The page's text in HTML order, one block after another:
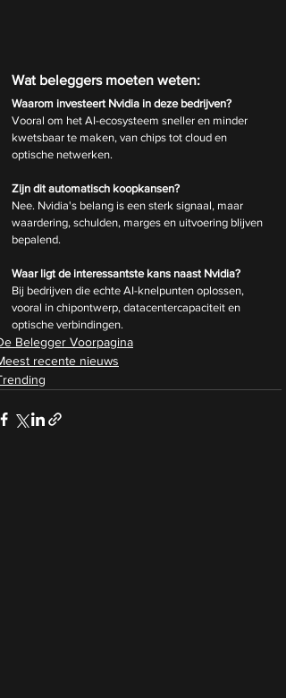
Wat beleggers moeten weten:
Waarom investeert Nvidia in deze bedrijven?
Vooral om het AI-ecosysteem sneller en minder
kwetsbaar te maken, van chips tot cloud en
optische netwerken.
Zijn dit automatisch koopkansen?
Nee. Nvidia's belang is een sterk signaal, maar
waardering, schulden, marges en uitvoering blijven
bepalend.
Waar ligt de interessantste kans naast Nvidia?
Bij bedrijven die echte AI-knelpunten oplossen,
vooral in chipontwerp, datacentercapaciteit en
optische verbindingen.
Belegger Voorpagina
recente nieuws